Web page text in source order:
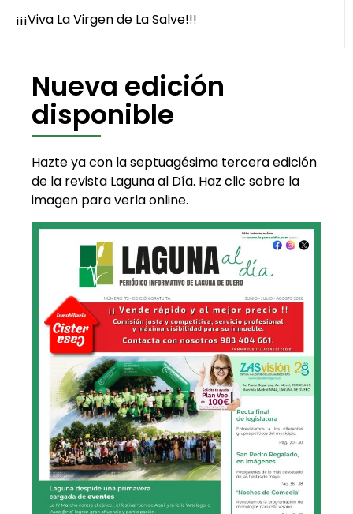
¡¡¡Viva La Virgen de La Salve!!!
Nueva edición
disponible
Hazte ya con la septuagésima tercera edición
de la revista Laguna al Día. Haz clic sobre la
imagen para verla online.